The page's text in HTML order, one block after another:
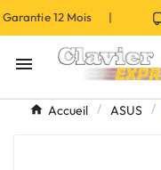
12 Mois |

Accueil ASUS